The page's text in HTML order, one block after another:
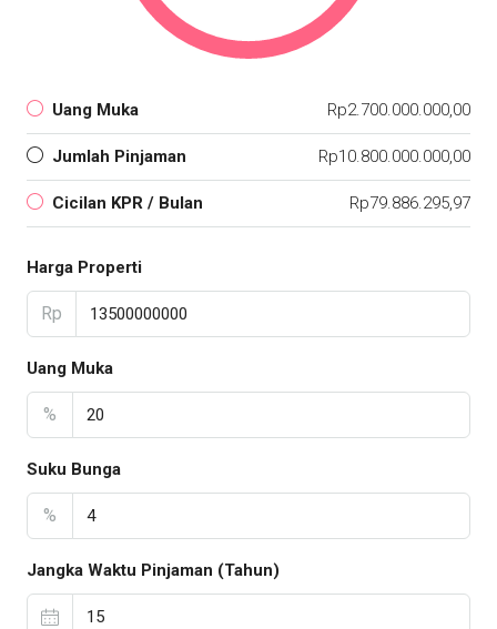
Uang Muka Rp2.700.000.000,00
Jumlah Pinjaman Rp10.800.000.000,00
Cicilan KPR / Bulan Rp79.886.295,97
Harga Properti
Rp
Uang Muka
%
Suku Bunga
%
Jangka Waktu Pinjaman (Tahun)